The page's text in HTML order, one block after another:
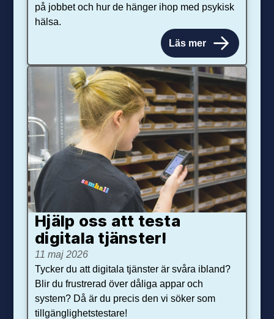
på jobbet och hur de hänger ihop med psykisk
hälsa.
Läs mer
Hjälp oss att testa
digitala tjänster!
11 maj 2026
Tycker du att digitala tjänster är svåra ibland?
Blir du frustrerad över dåliga appar och
system? Då är du precis den vi söker som
tillgänglighetstestare!